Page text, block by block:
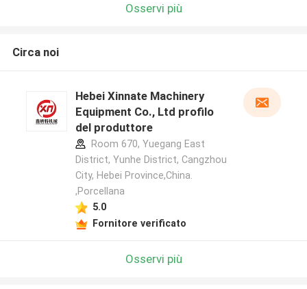
Osservi più
Circa noi
Hebei Xinnate Machinery
Equipment Co., Ltd profilo
del produttore
Room 670, Yuegang East
District, Yunhe District, Cangzhou
City, Hebei Province,China.
,Porcellana
5.0
Fornitore verificato
Osservi più